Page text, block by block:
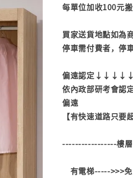
每單位加收100元
買家送貨地點如為
停車需付費者，停
偏遠認定
依內政部研考會認
偏遠
【有快速道路只要
-----------------樓
有電梯----->>>